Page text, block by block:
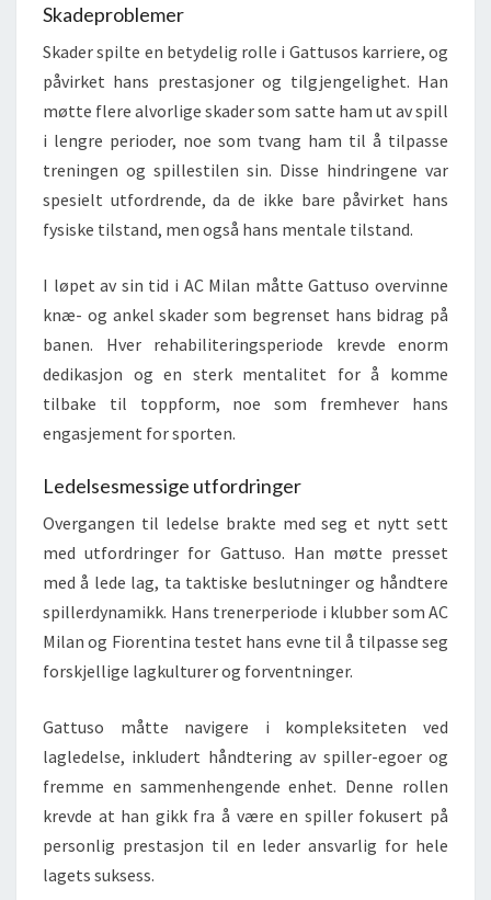
Skadeproblemer
Skader spilte en betydelig rolle i Gattusos karriere, og
påvirket hans prestasjoner og tilgjengelighet. Han
møtte flere alvorlige skader som satte ham ut av spill
i lengre perioder, noe som tvang ham til å tilpasse
treningen og spillestilen sin. Disse hindringene var
spesielt utfordrende, da de ikke bare påvirket hans
fysiske tilstand, men også hans mentale tilstand.
I løpet av sin tid i AC Milan måtte Gattuso overvinne
knæ- og ankel skader som begrenset hans bidrag på
banen. Hver rehabiliteringsperiode krevde enorm
dedikasjon og en sterk mentalitet for å komme
tilbake til toppform, noe som fremhever hans
engasjement for sporten.
Ledelsesmessige utfordringer
Overgangen til ledelse brakte med seg et nytt sett
med utfordringer for Gattuso. Han møtte presset
med å lede lag, ta taktiske beslutninger og håndtere
spillerdynamikk. Hans trenerperiode i klubber som AC
Milan og Fiorentina testet hans evne til å tilpasse seg
forskjellige lagkulturer og forventninger.
Gattuso måtte navigere i kompleksiteten ved
lagledelse, inkludert håndtering av spiller-egoer og
fremme en sammenhengende enhet. Denne rollen
krevde at han gikk fra å være en spiller fokusert på
personlig prestasjon til en leder ansvarlig for hele
lagets suksess.